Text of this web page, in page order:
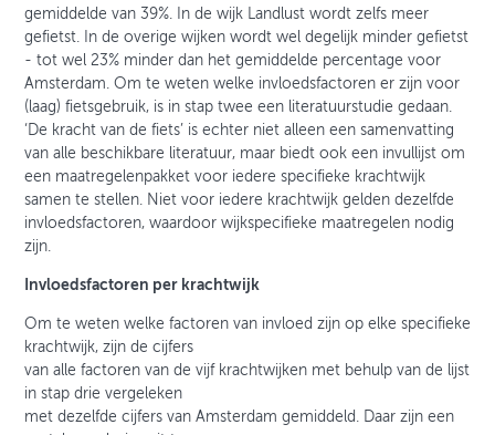
gemiddelde van 39%. In de wijk Landlust wordt zelfs meer
gefietst. In de overige wijken wordt wel degelijk minder gefietst
- tot wel 23% minder dan het gemiddelde percentage voor
Amsterdam. Om te weten welke invloedsfactoren er zijn voor
(laag) fietsgebruik, is in stap twee een literatuurstudie gedaan.
‘De kracht van de fiets’ is echter niet alleen een samenvatting
van alle beschikbare literatuur, maar biedt ook een invullijst om
een maatregelenpakket voor iedere specifieke krachtwijk
samen te stellen. Niet voor iedere krachtwijk gelden dezelfde
invloedsfactoren, waardoor wijkspecifieke maatregelen nodig
zijn.
Invloedsfactoren per krachtwijk
Om te weten welke factoren van invloed zijn op elke specifieke
krachtwijk, zijn de cijfers
van alle factoren van de vijf krachtwijken met behulp van de lijst
in stap drie vergeleken
met dezelfde cijfers van Amsterdam gemiddeld. Daar zijn een